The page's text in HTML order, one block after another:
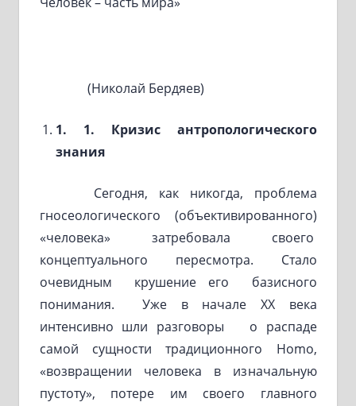
(Николай Бердяев)
1. 1. Кризис антропологического
знания
Сегодня, как никогда, проблема
гносеологического (объективированного)
«человека» затребовала своего
концептуального пересмотра. Стало
очевидным крушение его базисного
понимания. Уже в начале ХХ века
интенсивно шли разговоры о распаде
самой сущности традиционного Homo,
«возвращении человека в изначальную
пустоту», потере им своего главного